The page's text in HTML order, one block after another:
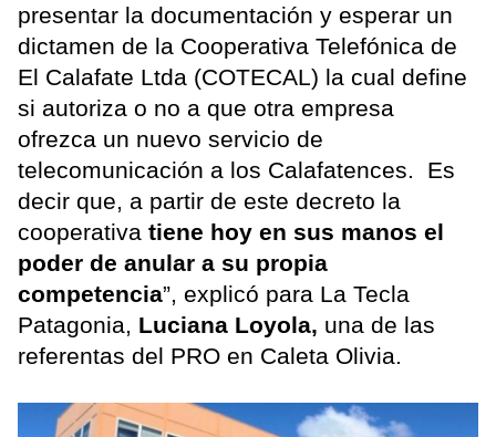
presentar la documentación y esperar un
dictamen de la Cooperativa Telefónica de
El Calafate Ltda (COTECAL) la cual define
si autoriza o no a que otra empresa
ofrezca un nuevo servicio de
telecomunicación a los Calafatences. Es
decir que, a partir de este decreto la
cooperativa tiene hoy en sus manos el
poder de anular a su propia
competencia”, explicó para La Tecla
Patagonia, Luciana Loyola, una de las
referentas del PRO en Caleta Olivia.